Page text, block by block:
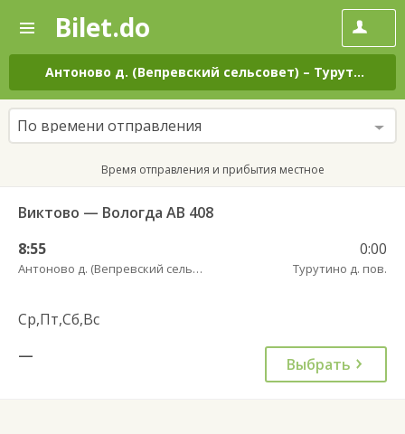
—
Поиск
и
покупка
билетов
на
автобус
онлайн
Bilet.do
Антоново д. (Вепревский сельсовет) – Турутино д. пов.
По времени отправления
Время отправления и прибытия местное
Виктово — Вологда АВ 408
8:55
Антоново д. (Вепревский сельсовет)
0:00
Турутино д. пов.
Ср,Пт,Сб,Вс
—
Выбрать